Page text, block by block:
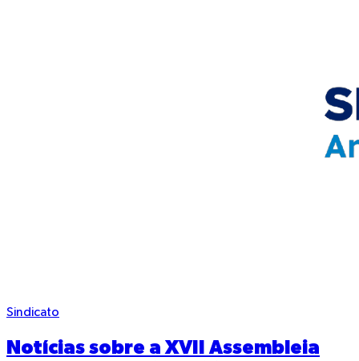
Sindicato
Notícias sobre a XVII Assembleia